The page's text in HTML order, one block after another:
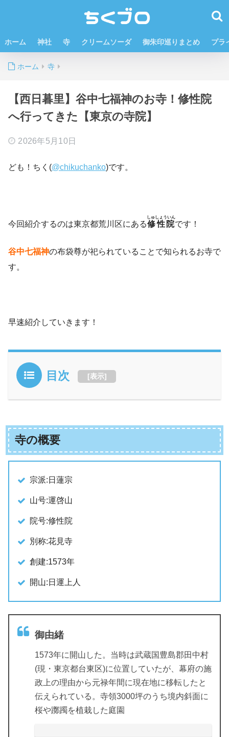
ホーム 神社 寺 クリームソーダ 御朱印巡りまとめ プラ
ホーム 寺
【西日暮里】谷中七福神のお寺！修性院
へ行ってきた【東京の寺院】
2026年5月10日
ども！ちく(@chikuchanko)です。
今回紹介するのは東京都荒川区にある修性院
しゅしょういん
です！
谷中七福神の布袋尊が祀られていることで知られるお寺で
す。
早速紹介していきます！
目次 [表示]
寺の概要
宗派:日蓮宗
山号:運啓山
院号:修性院
別称:花見寺
創建:1573年
開山:日運上人
御由緒
1573年に開山した。当時は武蔵国豊島郡田中村
(現・東京都台東区)に位置していたが、幕府の施
政上の理由から元禄年間に現在地に移転したと
伝えられている。寺領3000坪のうち境内斜面に
桜や躑躅を植栽した庭園